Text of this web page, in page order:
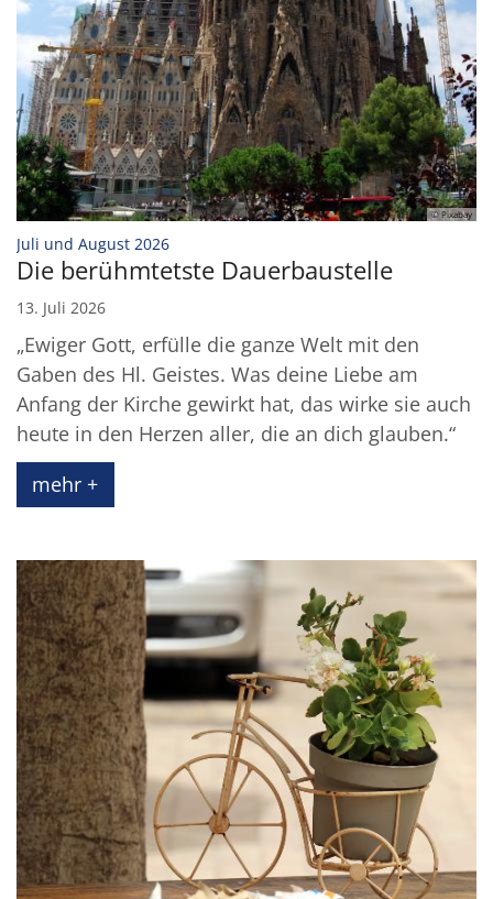
© Pixabay
Juli und August 2026:
Die berühmtetste Dauerbaustelle
13. Juli 2026
„Ewiger Gott, erfülle die ganze Welt mit den
Gaben des Hl. Geistes. Was deine Liebe am
Anfang der Kirche gewirkt hat, das wirke sie auch
heute in den Herzen aller, die an dich glauben.“
mehr +